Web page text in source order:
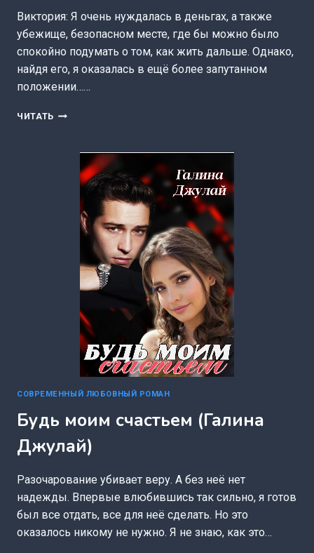
Виктория: Я очень нуждалась в деньгах, а также
убежище, безопасном месте, где бы можно было
спокойно подумать о том, как жить дальше. Однако,
найдя его, я оказалась в ещё более запутанном
положении……
ЧИТАТЬ МЕЖГОРЬЕ
СОВРЕМЕННЫЙ ЛЮБОВНЫЙ РОМАН
Будь моим счастьем (Галина
Джулай)
Разочарование убивает веру. А без неё нет
надежды. Впервые влюбившись так сильно, я готов
был все отдать, все для неё сделать. Но это
оказалось никому не нужно. Я не знаю, как это…